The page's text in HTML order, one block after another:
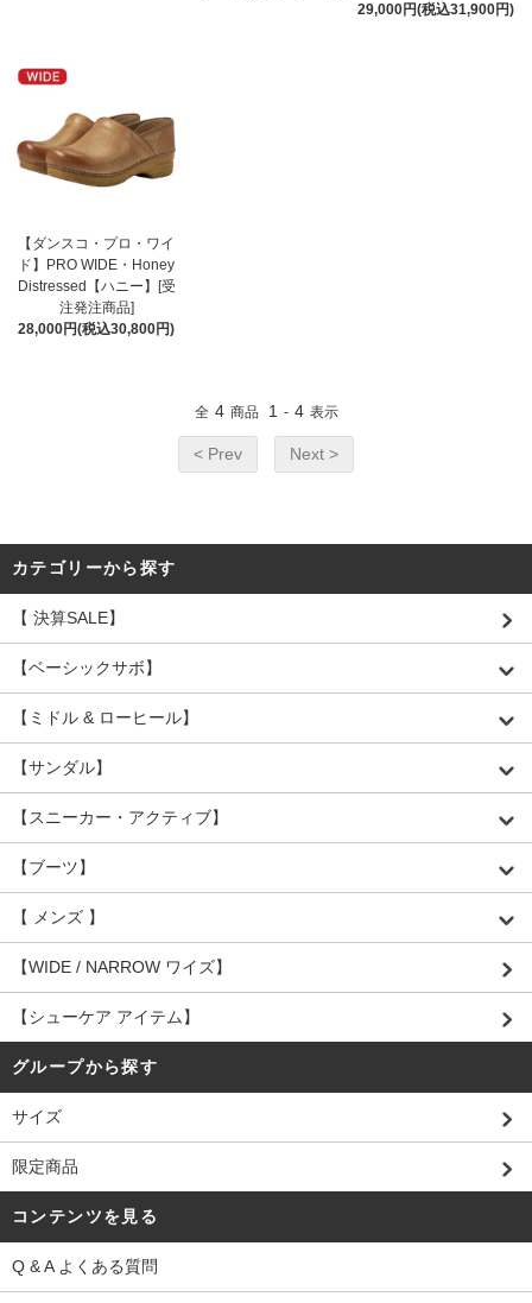
29,000円(税込31,900円)
【ダンスコ・プロ・ワイ
ド】PRO WIDE・Honey
Distressed【ハニー】[受
注発注商品]
28,000円(税込30,800円)
全 4 商品 1 - 4 表示
< Prev Next >
カテゴリーから探す
【 決算SALE】
【ベーシックサボ】
【ミドル & ローヒール】
【サンダル】
【スニーカー・アクティブ】
【ブーツ】
【 メンズ 】
【WIDE / NARROW ワイズ】
【シューケア アイテム】
グループから探す
サイズ
限定商品
コンテンツを見る
Q & A よくある質問